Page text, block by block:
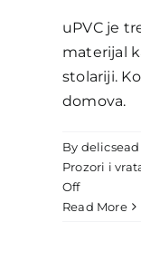
uPVC je
materijal
stolariji.
domova.
By delicsead
Prozori i
Offon
Prednosti
Read More